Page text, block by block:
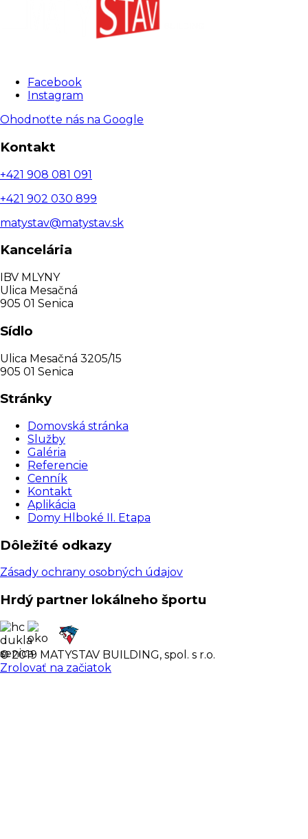
Facebook
Instagram
Ohodnoťte nás na Google
Kontakt
+421 908 081 091
+421 902 030 899
matystav@matystav.sk
Kancelária
IBV MLYNY
Ulica Mesačná
905 01 Senica
Sídlo
Ulica Mesačná 3205/15
905 01 Senica
Stránky
Domovská stránka
Služby
Galéria
Referencie
Cenník
Kontakt
Aplikácia
Domy Hlboké II. Etapa
Dôležité odkazy
Zásady ochrany osobných údajov
Hrdý partner lokálneho športu
© 2019 MATYSTAV BUILDING, spol. s r.o.
Zrolovať na začiatok